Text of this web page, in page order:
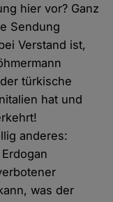
hier vor? Ganz
Sendung
Verstand ist,
türkische
hat und
anderes:
was der